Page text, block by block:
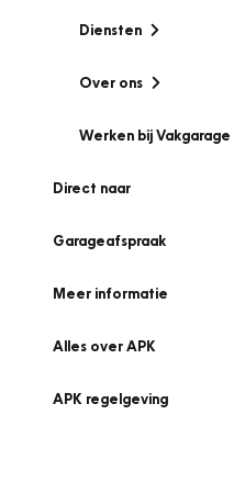
Diensten
Over ons
Werken bij
Direct naar
Garageafspraak
Meer informatie
Alles over APK
APK regelgeving